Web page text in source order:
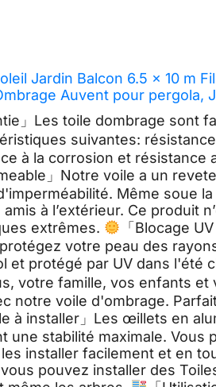
Jardin Balcon 6.5 x 10 m
Auvent pour pergola,
」Les toile dombrage sont
suivantes:
à la corrosion et résistance
」Notre voile a un
Même soue
à l’extérieur. Ce produit
extrêmes.
「Blocage
votre peau des
et protégé par UV dans l'été
votre famille, vos enfants
notre voile d'ombrage.
à installer」Les œillets en
une stabilité maximale. Vous
installer facilement et en
pouvez installer des